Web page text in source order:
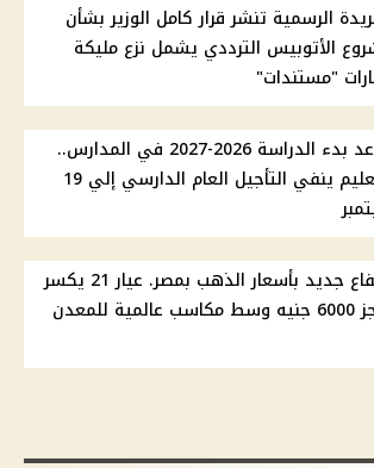
الرسمية تنشر قرار كامل الوزير بشأن
الأتوبيس الترددي يشمل نزع مليكة
"مستندات"
موعد بدء الدراسة 2026-2027 في المدارس..
التعليم ينفي التأجيل العام الدارسي إلي 19
ارتفاع جديد بأسعار الذهب بمصر. عيار 21 يكسر
للمعدن